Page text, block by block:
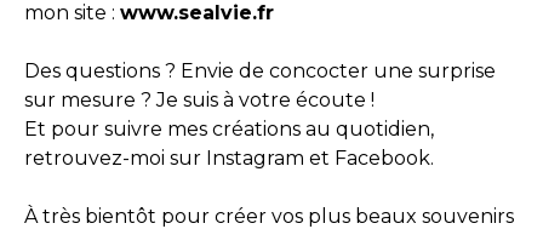
mon site : www.sealvie.fr
​Des questions ? Envie de concocter une surprise
sur mesure ? Je suis à votre écoute !
Et pour suivre mes créations au quotidien,
retrouvez-moi sur Instagram et Facebook.
​À très bientôt pour créer vos plus beaux souvenirs